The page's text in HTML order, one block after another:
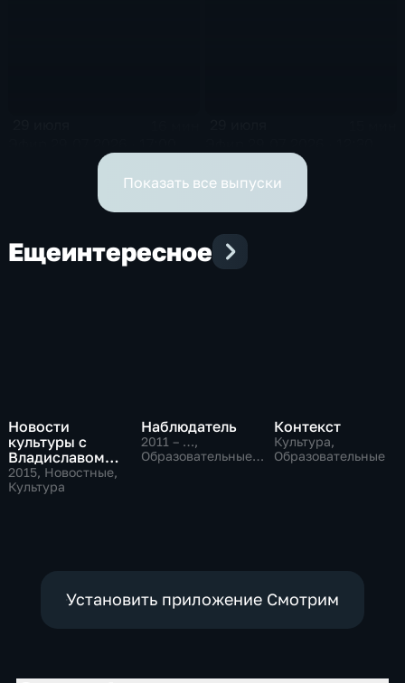
Показать все выпуски
Ещеинтересное
Новости
культуры с
Владиславом
Флярковским
2015, Новостные,
Культура
Наблюдатель
2011 – …,
Образовательные,
Контекст
Культура,
Образовательные
Установить приложение Смотрим